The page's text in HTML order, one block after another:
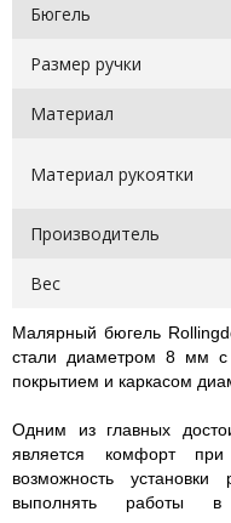
Бюгель
Размер ручки
Материал
Материал рукоятки
Производитель
Вес
Малярный бюгель
стали диаметром 8 мм с
покрытием и каркасом
Одним из главных
является комфорт
возможность
выполнять работы в